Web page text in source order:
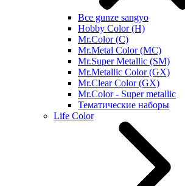
Все gunze sangyo
Hobby Color (H)
Mr.Color (C)
Mr.Metal Color (MC)
Mr.Super Metallic (SM)
Mr.Metallic Color (GX)
Mr.Clear Color (GX)
Mr.Color - Super metallic
Тематические наборы
Life Color